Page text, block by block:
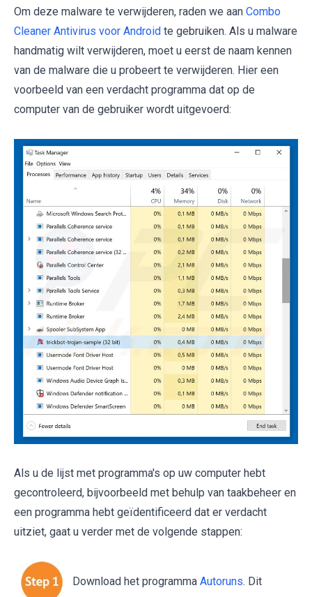
Om deze malware te verwijderen, raden we aan Combo
Cleaner Antivirus voor Android te gebruiken. Als u malware
handmatig wilt verwijderen, moet u eerst de naam kennen
van de malware die u probeert te verwijderen. Hier een
voorbeeld van een verdacht programma dat op de
computer van de gebruiker wordt uitgevoerd:
Als u de lijst met programma's op uw computer hebt
gecontroleerd, bijvoorbeeld met behulp van taakbeheer en
een programma hebt geïdentificeerd dat er verdacht
uitziet, gaat u verder met de volgende stappen:
Download het programma Autoruns. Dit